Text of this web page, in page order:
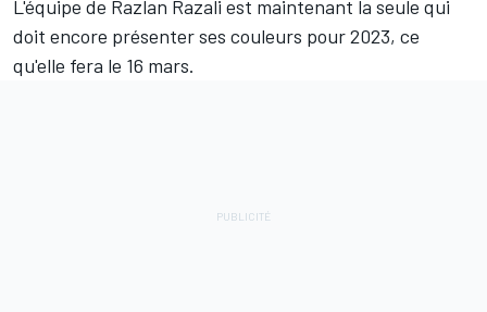
L'équipe de Razlan Razali est maintenant la seule qui
doit encore présenter ses couleurs pour 2023, ce
qu'elle fera le 16 mars.